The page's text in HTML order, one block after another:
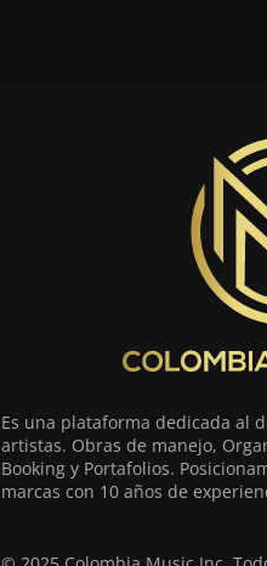
Es una plataforma dedicada al
artistas. Obras de manejo,
Booking y Portafolios.
marcas con 10 años de